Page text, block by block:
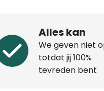
Alles kan
We geven niet
totdat jij 100%
tevreden bent